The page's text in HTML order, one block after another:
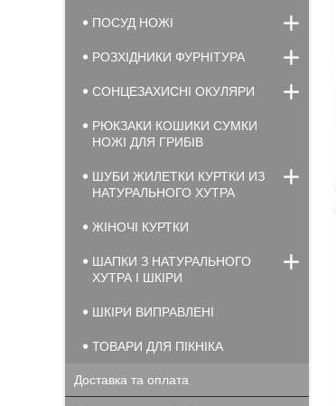
ПОСУД НОЖІ
РОЗХІДНИКИ ФУРНІТУРА
СОНЦЕЗАХИСНІ ОКУЛЯРИ
РЮКЗАКИ КОШИКИ СУМКИ
НОЖІ ДЛЯ ГРИБІВ
ШУБИ ЖИЛЕТКИ КУРТКИ ИЗ
НАТУРАЛЬНОГО ХУТРА
ЖІНОЧІ КУРТКИ
ШАПКИ З НАТУРАЛЬНОГО
ХУТРА І ШКІРИ
ШКІРИ ВИПРАВЛЕНІ
ТОВАРИ ДЛЯ ПІКНІКА
Доставка та оплата